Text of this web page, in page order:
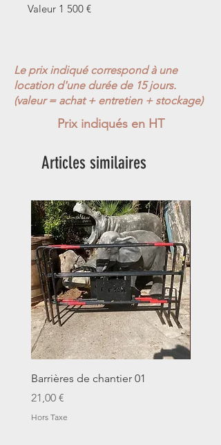
Valeur 1 500 €
Le prix indiqué correspond à une
location d'une durée de 15 jours.
(valeur = achat + entretien + stockage)
Prix indiqués en HT
Articles similaires
Barrières de chantier 01
Prix
21,00 €
Hors Taxe